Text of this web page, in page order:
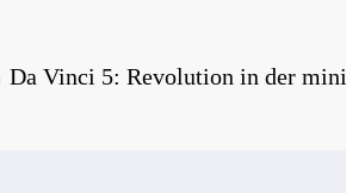
Da Vinci 5: Revolution in der